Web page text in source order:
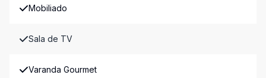
Mobiliado
Sala de TV
Varanda Gourmet